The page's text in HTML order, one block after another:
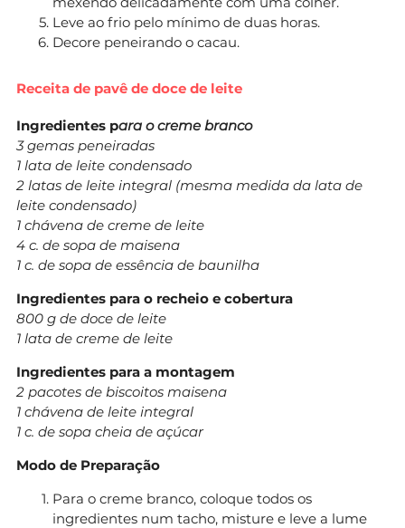
Leve ao frio pelo mínimo de duas horas.
Decore peneirando o cacau.
Receita de pavê de doce de leite
Ingredientes para o creme branco
3 gemas peneiradas
1 lata de leite condensado
2 latas de leite integral (mesma medida da lata de
leite condensado)
1 chávena de creme de leite
4 c. de sopa de maisena
1 c. de sopa de essência de baunilha
Ingredientes para o recheio e cobertura
800 g de doce de leite
1 lata de creme de leite
Ingredientes para a montagem
2 pacotes de biscoitos maisena
1 chávena de leite integral
1 c. de sopa cheia de açúcar
Modo de Preparação
Para o creme branco, coloque todos os
ingredientes num tacho, misture e leve a lume